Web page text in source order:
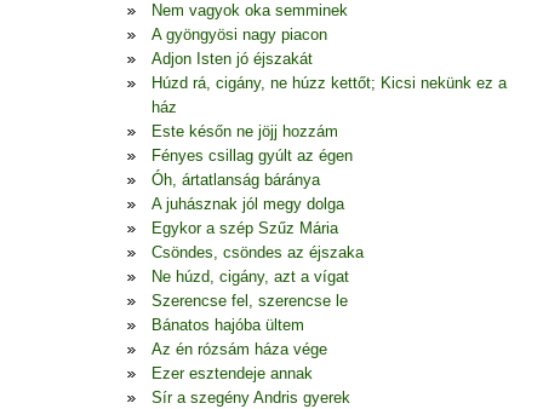
Nem vagyok oka semminek
A gyöngyösi nagy piacon
Adjon Isten jó éjszakát
Húzd rá, cigány, ne húzz kettőt; Kicsi nekünk ez a
ház
Este későn ne jöjj hozzám
Fényes csillag gyúlt az égen
Óh, ártatlanság báránya
A juhásznak jól megy dolga
Egykor a szép Szűz Mária
Csöndes, csöndes az éjszaka
Ne húzd, cigány, azt a vígat
Szerencse fel, szerencse le
Bánatos hajóba ültem
Az én rózsám háza vége
Ezer esztendeje annak
Sír a szegény Andris gyerek